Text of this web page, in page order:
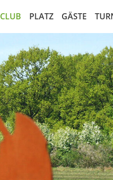
CLUB
Nachrichten
Greenfeeabkommen
Vorstand
Leitbild
Sekretariat
Sportausschuss
PLATZ
18-Loch Anlage
Platzbelegungsplan
Übungsanlagen
Scorekarte 18-Loch
Scorekarte 9-Loch
Course Handicap
Course Handicap
GÄSTE
Greenfee
Rangefee
Cart Miete
Golfamore